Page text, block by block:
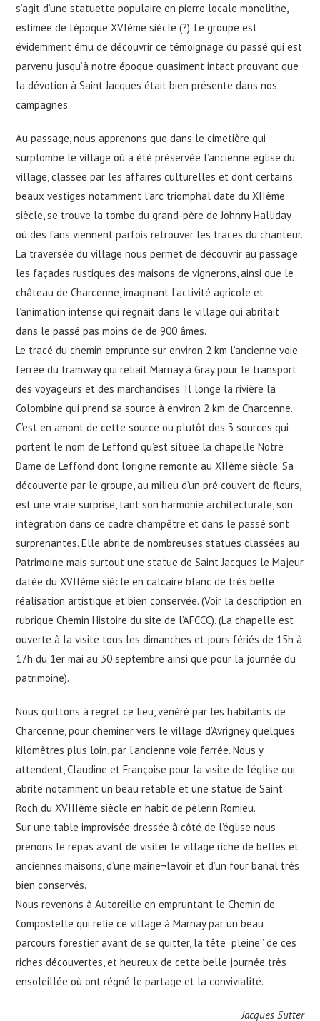
s’agit d’une statuette populaire en pierre locale monolithe,
estimée de l’époque XVIème siècle (?). Le groupe est
évidemment ému de découvrir ce témoignage du passé qui est
parvenu jusqu’à notre époque quasiment intact prouvant que
la dévotion à Saint Jacques était bien présente dans nos
campagnes.
Au passage, nous apprenons que dans le cimetière qui
surplombe le village où a été préservée l’ancienne église du
village, classée par les affaires culturelles et dont certains
beaux vestiges notamment l’arc triomphal date du XIIème
siècle, se trouve la tombe du grand-père de Johnny Halliday
où des fans viennent parfois retrouver les traces du chanteur.
La traversée du village nous permet de découvrir au passage
les façades rustiques des maisons de vignerons, ainsi que le
château de Charcenne, imaginant l’activité agricole et
l’animation intense qui régnait dans le village qui abritait
dans le passé pas moins de de 900 âmes.
Le tracé du chemin emprunte sur environ 2 km l’ancienne voie
ferrée du tramway qui reliait Marnay à Gray pour le transport
des voyageurs et des marchandises. Il longe la rivière la
Colombine qui prend sa source à environ 2 km de Charcenne.
C’est en amont de cette source ou plutôt des 3 sources qui
portent le nom de Leffond qu’est située la chapelle Notre
Dame de Leffond dont l’origine remonte au XIIème siècle. Sa
découverte par le groupe, au milieu d’un pré couvert de fleurs,
est une vraie surprise, tant son harmonie architecturale, son
intégration dans ce cadre champêtre et dans le passé sont
surprenantes. Elle abrite de nombreuses statues classées au
Patrimoine mais surtout une statue de Saint Jacques le Majeur
datée du XVIIème siècle en calcaire blanc de très belle
réalisation artistique et bien conservée. (Voir la description en
rubrique Chemin Histoire du site de l’AFCCC). (La chapelle est
ouverte à la visite tous les dimanches et jours fériés de 15h à
17h du 1er mai au 30 septembre ainsi que pour la journée du
patrimoine).
Nous quittons à regret ce lieu, vénéré par les habitants de
Charcenne, pour cheminer vers le village d’Avrigney quelques
kilomètres plus loin, par l’ancienne voie ferrée. Nous y
attendent, Claudine et Françoise pour la visite de l’église qui
abrite notamment un beau retable et une statue de Saint
Roch du XVIIIème siècle en habit de pèlerin Romieu.
Sur une table improvisée dressée à côté de l’église nous
prenons le repas avant de visiter le village riche de belles et
anciennes maisons, d’une mairie¬lavoir et d’un four banal très
bien conservés.
Nous revenons à Autoreille en empruntant le Chemin de
Compostelle qui relie ce village à Marnay par un beau
parcours forestier avant de se quitter, la tête ‘’pleine’’ de ces
riches découvertes, et heureux de cette belle journée très
ensoleillée où ont régné le partage et la convivialité.
Jacques Sutter